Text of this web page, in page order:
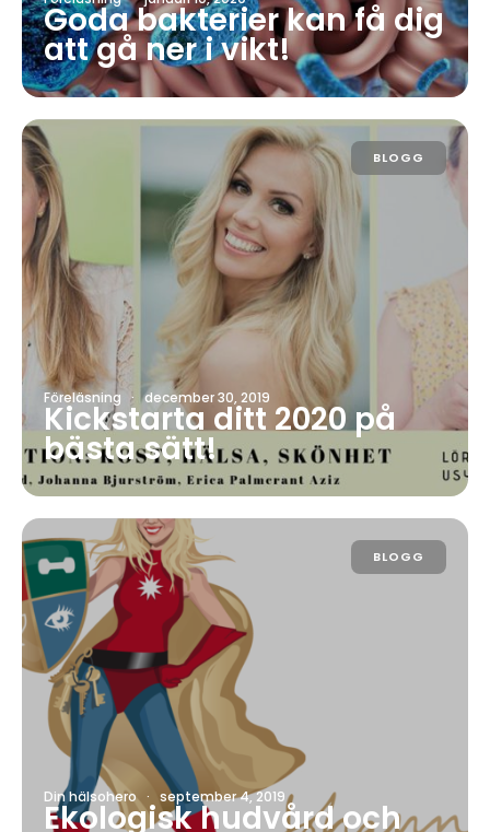
Goda bakterier kan få dig
att gå ner i vikt!
BLOGG
Föreläsning · december 30, 2019
Kickstarta ditt 2020 på
bästa sätt!
BLOGG
Din hälsohero · september 4, 2019
Ekologisk hudvård och